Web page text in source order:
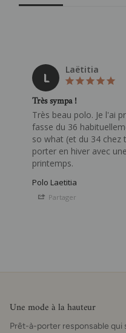
L
Laëtitia
Très sympa !
Très beau polo. Je l'ai
fasse du 36
so what (et du 34 chez
porter en hiver avec
Polo Laetitia
Partager
Une mode à la hauteur
Prêt-à-porter responsable qui